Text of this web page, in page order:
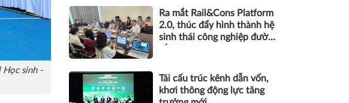
Học sinh -
Ra mắt Rail&Cons Platform
2.0, thúc đẩy hình thành hệ
sinh thái công nghiệp đường
Tái cấu trúc kênh dẫn vốn,
khơi thông động lực tăng